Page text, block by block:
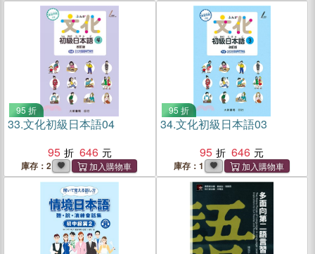
95 折
33.文化初級日本語04
95
646
庫存：2
95 折
34.文化初級日本語03
95
646
庫存：1